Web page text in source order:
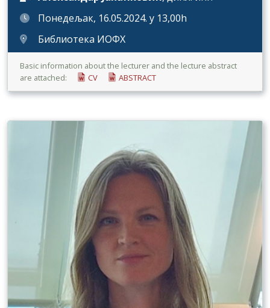
Понедељак, 16.05.2024. у 13,00h
Библиотека ИОФХ
Basic information about the lecturer and the lecture abstract
are attached:
CV ABSTRACT